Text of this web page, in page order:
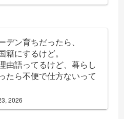
デン育ちだったら、
籍にするけど。
由語ってるけど、暮らし
たら不便で仕方ないって
2026